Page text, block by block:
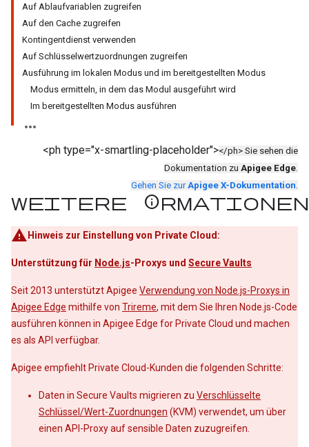
Auf Ablaufvariablen zugreifen
Auf den Cache zugreifen
Kontingentdienst verwenden
Auf Schlüsselwertzuordnungen zugreifen
Ausführung im lokalen Modus und im bereitgestellten Modus
Modus ermitteln, in dem das Modul ausgeführt wird
Im bereitgestellten Modus ausführen
<ph type="x-smartling-placeholder"></ph> Sie sehen die
Dokumentation zu Apigee Edge.
Gehen Sie zurApigee X-Dokumentation.
Weitere Informationen
Hinweis zur Einstellung von Private Cloud:
Unterstützung für Node.js-Proxys und Secure Vaults
Seit 2013 unterstützt Apigee Verwendung von Node.js-Proxys in
Apigee Edge mithilfe von Trireme, mit dem Sie Ihren Node.js-Code
ausführen können in Apigee Edge for Private Cloud und machen
es als API verfügbar.
Apigee empfiehlt Private Cloud-Kunden die folgenden Schritte:
Daten in Secure Vaults migrieren zu Verschlüsselte
Schlüssel/Wert-Zuordnungen (KVM) verwendet, um über
einen API-Proxy auf sensible Daten zuzugreifen.